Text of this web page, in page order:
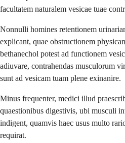
facultatem naturalem vesicae tuae
Nonnulli homines retentionem
explicant, quae obstructionem
bethanechol potest ad functionem
adiuvare, contrahendas musculorum
sunt ad vesicam tuam plene exinanire.
Minus frequenter, medici illud
quaestionibus digestivis, ubi musculi
indigent, quamvis haec usus multo
requirat.